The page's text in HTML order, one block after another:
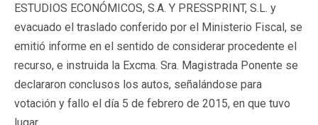
ESTUDIOS ECONÓMICOS, S.A. Y PRESSPRINT, S.L. y
evacuado el traslado conferido por el Ministerio Fiscal, se
emitió informe en el sentido de considerar procedente el
recurso, e instruida la Excma. Sra. Magistrada Ponente se
declararon conclusos los autos, señalándose para
votación y fallo el día 5 de febrero de 2015, en que tuvo